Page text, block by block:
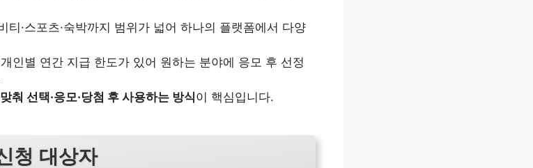
티·스포츠·숙박까지 범위가 넓어 하나의 플랫폼에서 다양
인별 연간 지급 한도가 있어 원하는 분야에 응모 후 선정
춰 선택·응모·당첨 후 사용하는 방식이 핵심입니다.
청 대상자